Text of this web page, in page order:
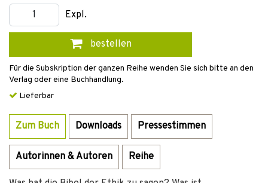
Expl.
bestellen
Für die Subskription der ganzen Reihe wenden Sie sich bitte an den
Verlag oder eine Buchhandlung.
Lieferbar
Zum Buch Downloads Pressestimmen
Autorinnen & Autoren Reihe